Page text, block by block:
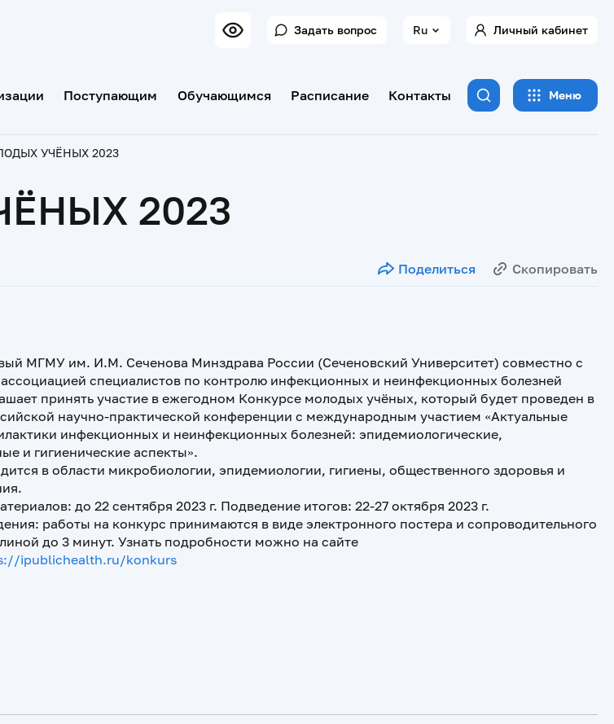
Задать вопрос Ru Личный кабинет
Поступающим Обучающимся Расписание Контакты Меню
УЧЁНЫХ 2023
2023
Поделиться Скопировать
МГМУ им. И.М. Сеченова Минздрава России (Сеченовский Университет) совместно с
специалистов по контролю инфекционных и неинфекционных болезней
принять участие в ежегодном Конкурсе молодых учёных, который будет проведен в
научно-практической конференции с международным участием «Актуальные
инфекционных и неинфекционных болезней: эпидемиологические,
и гигиенические аспекты».
в области микробиологии, эпидемиологии, гигиены, общественного здоровья и
до 22 сентября 2023 г. Подведение итогов: 22-27 октября 2023 г.
работы на конкурс принимаются в виде электронного постера и сопроводительного
до 3 минут. Узнать подробности можно на сайте
ipublichealth.ru/konkurs